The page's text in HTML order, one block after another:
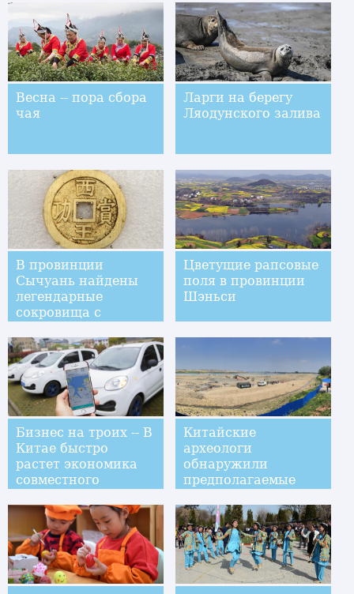
на батискафе
"Цзяолун"
Весна -- пора сбора
чая
Ларги на берегу
Ляодунского залива
В провинции
Сычуань найдены
легендарные
сокровища с
Цветущие рапсовые
поля в провинции
Шэньси
Бизнес на троих -- В
Китае быстро
растет экономика
совместного
Китайские
археологи
обнаружили
предполагаемые
сокровища Чжан
Сяньчжуна